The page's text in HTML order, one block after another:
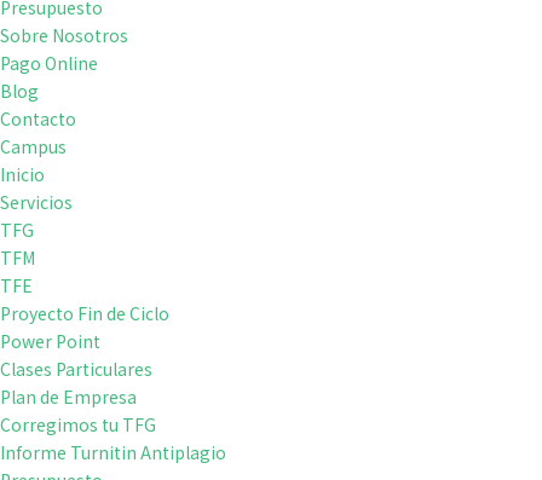
Presupuesto
Sobre Nosotros
Pago Online
Blog
Contacto
Campus
Inicio
Servicios
TFG
TFM
TFE
Proyecto Fin de Ciclo
Power Point
Clases Particulares
Plan de Empresa
Corregimos tu TFG
Informe Turnitin Antiplagio